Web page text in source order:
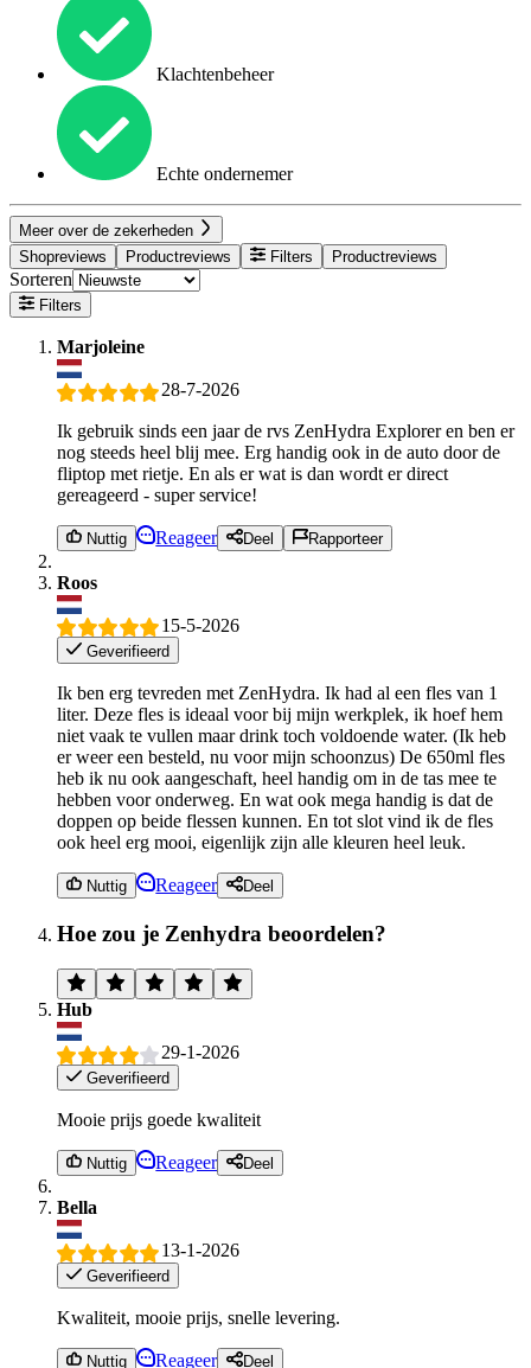
Klachtenbeheer
Echte ondernemer
Meer over de zekerheden
Shopreviews
Productreviews Filters Productreviews
Sorteren
Filters
Marjoleine
28-7-2026
Ik gebruik sinds een jaar de rvs ZenHydra Explorer en ben er
nog steeds heel blij mee. Erg handig ook in de auto door de
fliptop met rietje. En als er wat is dan wordt er direct
gereageerd - super service!
Nuttig Reageer Deel Rapporteer
Roos
15-5-2026
Geverifieerd
Ik ben erg tevreden met ZenHydra. Ik had al een fles van 1
liter. Deze fles is ideaal voor bij mijn werkplek, ik hoef hem
niet vaak te vullen maar drink toch voldoende water. (Ik heb
er weer een besteld, nu voor mijn schoonzus) De 650ml fles
heb ik nu ook aangeschaft, heel handig om in de tas mee te
hebben voor onderweg. En wat ook mega handig is dat de
doppen op beide flessen kunnen. En tot slot vind ik de fles
ook heel erg mooi, eigenlijk zijn alle kleuren heel leuk.
Nuttig Reageer Deel
Hoe zou je Zenhydra beoordelen?
Hub
29-1-2026
Geverifieerd
Mooie prijs goede kwaliteit
Nuttig Reageer Deel
Bella
13-1-2026
Geverifieerd
Kwaliteit, mooie prijs, snelle levering.
Nuttig Reageer Deel